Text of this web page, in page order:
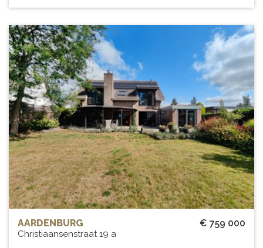
€ 759 000
AARDENBURG
Christiaansenstraat 19 a